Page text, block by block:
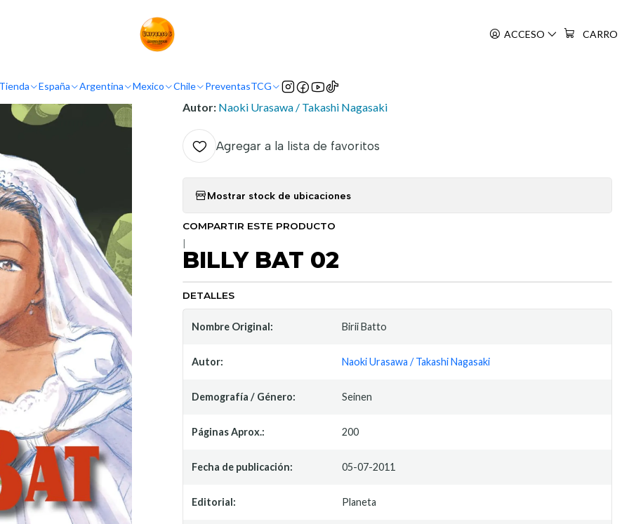
ACCESO CARRO
Tienda España Argentina Mexico Chile PreventasTCG
Nombre original:Birii Batto
Autor: Naoki Urasawa / Takashi Nagasaki
Agregar a la lista de favoritos
Mostrar stock de ubicaciones
COMPARTIR ESTE PRODUCTO
BILLY BAT 02
DETALLES
Nombre Original: Birii Batto
Autor: Naoki Urasawa / Takashi Nagasaki
Demografía / Género: Seinen
Páginas Aprox.: 200
Fecha de publicación: 05-07-2011
Editorial: Planeta